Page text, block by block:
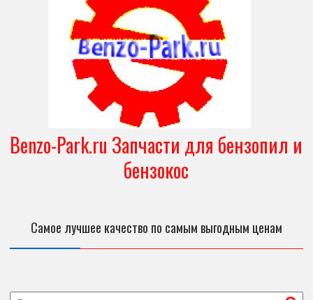
Benzo-Park.ru Запчасти для бензопил и
бензокос
Самое лучшее качество по самым выгодным ценам